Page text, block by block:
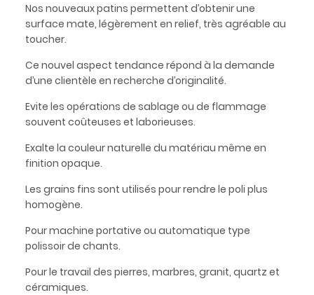
Nos nouveaux patins permettent d’obtenir une
surface mate, légèrement en relief, très agréable au
toucher.
Ce nouvel aspect tendance répond à la demande
d’une clientèle en recherche d’originalité.
Evite les opérations de sablage ou de flammage
souvent coûteuses et laborieuses.
Exalte la couleur naturelle du matériau même en
finition opaque.
Les grains fins sont utilisés pour rendre le poli plus
homogène.
Pour machine portative ou automatique type
polissoir de chants.
Pour le travail des pierres, marbres, granit, quartz et
céramiques.